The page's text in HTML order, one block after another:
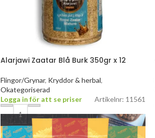
Alarjawi Zaatar Blå Burk 350gr x 12
Flingor/Grynar, Kryddor & herbal,
Okategoriserad
Logga in för att se priser
Artikelnr: 11561